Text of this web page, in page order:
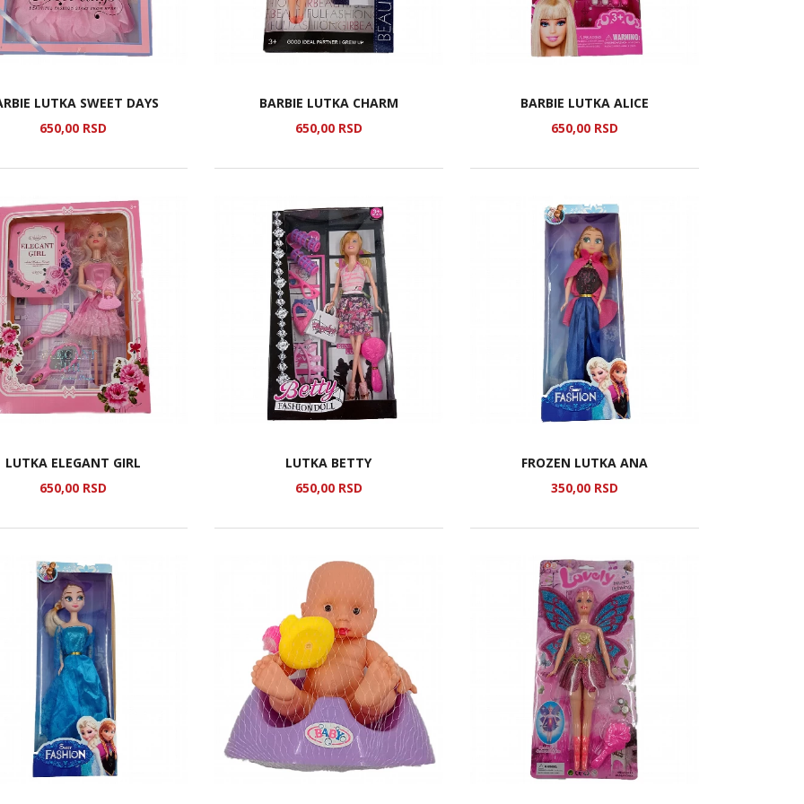
LUTKA SWEET DAYS
650,00 RSD
BARBIE LUTKA CHARM
650,00 RSD
BARBIE LUTKA ALICE
650,00 RSD
LUTKA ELEGANT GIRL
650,00 RSD
LUTKA BETTY
650,00 RSD
FROZEN LUTKA ANA
350,00 RSD